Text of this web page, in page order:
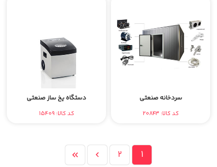
سردخانه صنعتی
کد کالا: 20843
دستگاه یخ ساز صنعتی
کد کالا: 15409
1
2